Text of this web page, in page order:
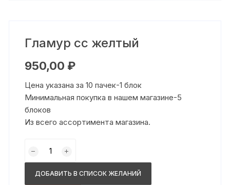
Гламур сс желтый
950,00 ₽
Цена указана за 10 пачек-1 блок
Минимальная покупка в нашем магазине-5
блоков
Из всего ассортимента магазина.
товара
Гламур
ДОБАВИТЬ В СПИСОК ЖЕЛАНИЙ